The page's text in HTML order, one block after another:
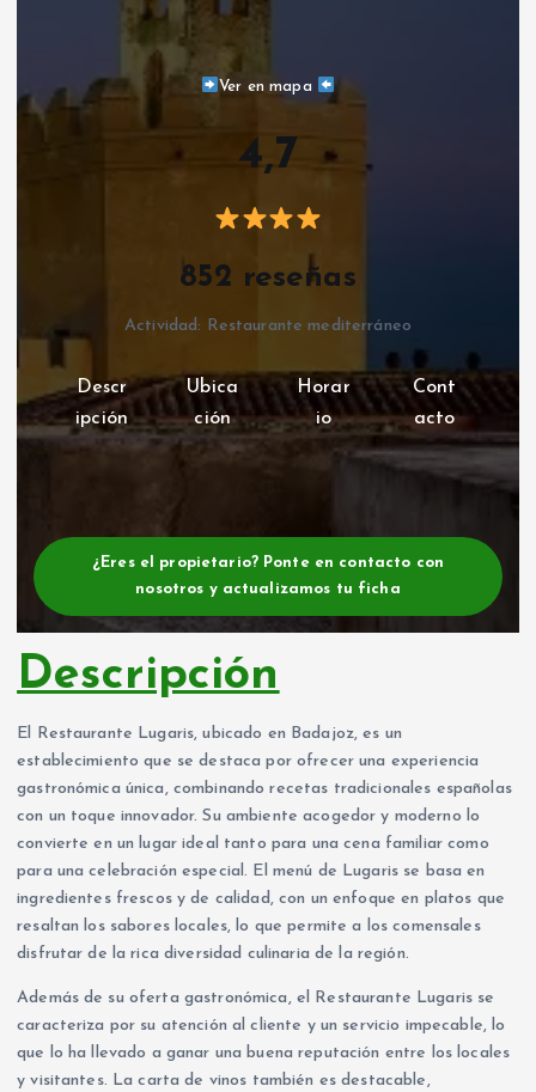
Ver en mapa
4,7
852 reseñas
Actividad: Restaurante mediterráneo
Descr
ipción
Ubica
ción
Horar
io
Cont
acto
¿Eres el propietario? Ponte en contacto con
nosotros y actualizamos tu ficha
Descripción
El Restaurante Lugaris, ubicado en Badajoz, es un
establecimiento que se destaca por ofrecer una experiencia
gastronómica única, combinando recetas tradicionales españolas
con un toque innovador. Su ambiente acogedor y moderno lo
convierte en un lugar ideal tanto para una cena familiar como
para una celebración especial. El menú de Lugaris se basa en
ingredientes frescos y de calidad, con un enfoque en platos que
resaltan los sabores locales, lo que permite a los comensales
disfrutar de la rica diversidad culinaria de la región.
Además de su oferta gastronómica, el Restaurante Lugaris se
caracteriza por su atención al cliente y un servicio impecable, lo
que lo ha llevado a ganar una buena reputación entre los locales
y visitantes. La carta de vinos también es destacable,